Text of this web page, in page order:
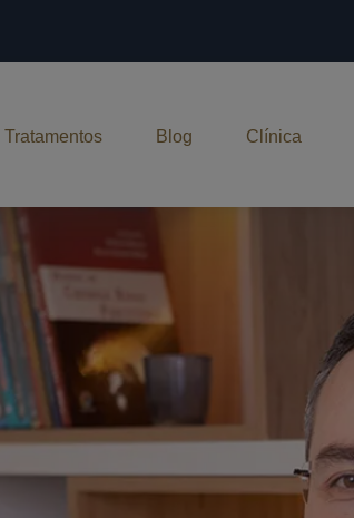
Tratamentos Blog Clínica